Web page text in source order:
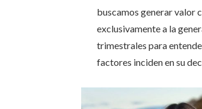
buscamos generar valor
exclusivamente a la
trimestrales para
factores inciden en su